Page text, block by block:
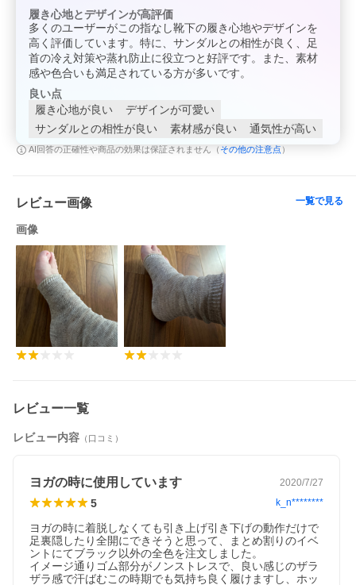
履き心地とデザインが高評価
多くのユーザーがこの指なし靴下の履き心地やデザインを
高く評価しています。特に、サンダルとの相性が良く、足
首の冷え対策や蒸れ防止に役立つと好評です。また、素材
感や色合いも満足されている方が多いです。
良い点
履き心地が良い
デザインが可愛い
サンダルとの相性が良い
素材感が良い 通気性が高い
AI回答の正確性や商品の効果は保証されません（ その他の注意点 ）
レビュー画像 一覧で見る
画像
レビュー一覧
レビュー内容 （口コミ）
ヨガの時に使用しています 2020/7/27
5 k_n********
ヨガの時に着脱しなくても引き上げ引き下げの動作だけで
足裏隠したり全開にできそうと思って、まとめ割りのイベ
ントにてブラック以外の全色を注文しました。
イメージ通りゴム部分がノンストレスで、良い感じのザラ
ザラ感で汗ばむこの時期でも気持ち良く履けますし、ホッ